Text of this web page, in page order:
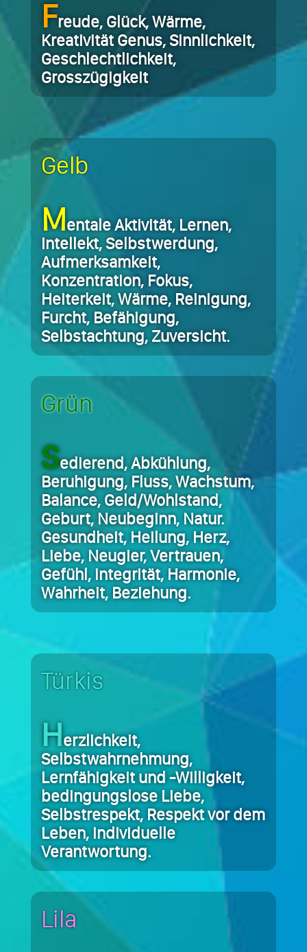
Freude, Glück, Wärme,
Kreativität Genus, Sinnlichkeit,
Geschlechtlichkeit,
Grosszügigkeit
Gelb
Mentale Aktivität, Lernen,
Intellekt, Selbstwerdung,
Aufmerksamkeit,
Konzentration, Fokus,
Heiterkeit, Wärme, Reinigung,
Furcht, Befähigung,
Selbstachtung, Zuversicht.
Grün
Sedierend, Abkühlung,
Beruhigung, Fluss, Wachstum,
Balance, Geld/Wohlstand,
Geburt, Neubeginn, Natur.
Gesundheit, Heilung, Herz,
Liebe, Neugier, Vertrauen,
Gefühl, integrität, Harmonie,
Wahrheit, Beziehung.
Türkis
Herzlichkeit,
Selbstwahrnehmung,
Lernfähigkeit und -Willigkeit,
bedingungslose Liebe,
Selbstrespekt, Respekt vor dem
Leben, individuelle
Verantwortung.
Lila